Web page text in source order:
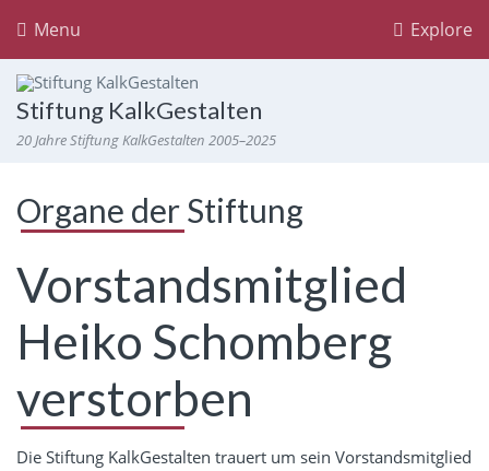
Explore
Menu
Stiftung KalkGestalten
20 Jahre Stiftung KalkGestalten 2005–2025
Organe der Stiftung
Vorstandsmitglied
Heiko Schomberg
verstorben
Die Stiftung KalkGestalten trauert um sein Vorstandsmitglied